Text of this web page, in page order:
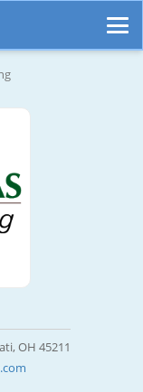
OH 45211